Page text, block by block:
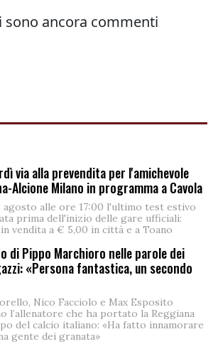
via alla prevendita per l'amichevole
Alcione Milano in programma a Cavola
agosto alle ore 17:00 l'ultimo test estivo
prima dell'inizio delle gare ufficiali:
vendita a € 5,00 in città e a Toano
di Pippo Marchioro nelle parole dei
«Persona fantastica, un secondo
Nico Facciolo e Max Esposito
l’allenatore che ha portato la Reggiana
del calcio italiano: «Ha fatto innamorare
gente dei granata»